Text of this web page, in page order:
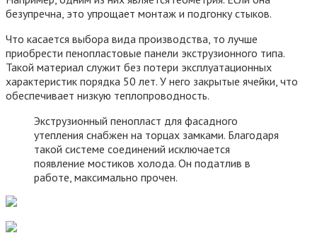
безупречна, это упрощает монтаж и подгонку стыков.
Что касается выбора вида производства, то лучше
приобрести пенопластовые панели экструзионного типа.
Такой материал служит без потери эксплуатационных
характеристик порядка 50 лет. У него закрытые ячейки, что
обеспечивает низкую теплопроводность.
Экструзионный пенопласт для фасадного
утепления снабжен на торцах замками. Благодаря
такой системе соединений исключается
появление мостиков холода. Он податлив в
работе, максимально прочен.